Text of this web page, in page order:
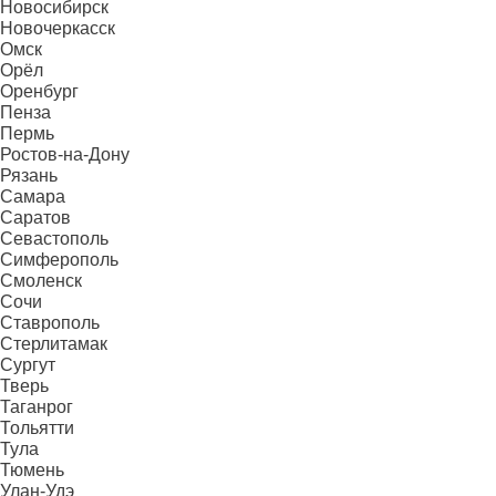
Новосибирск
Новочеркасск
Омск
Орёл
Оренбург
Пенза
Пермь
Ростов-на-Дону
Рязань
Самара
Саратов
Севастополь
Симферополь
Смоленск
Сочи
Ставрополь
Стерлитамак
Сургут
Тверь
Таганрог
Тольятти
Тула
Тюмень
Улан-Удэ